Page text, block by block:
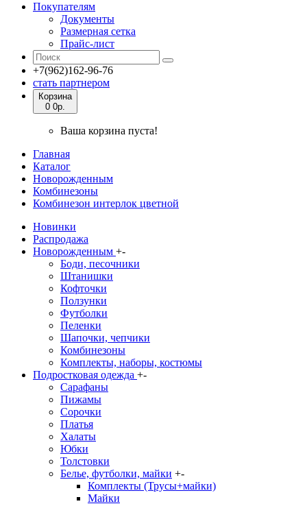
Покупателям
Документы
Размерная сетка
Прайс-лист
+7(962)162-96-76
стать партнером
Корзина
0 0р.
Ваша корзина пуста!
Главная
Каталог
Новорожденным
Комбинезоны
Комбинезон интерлок цветной
Новинки
Распродажа
Новорожденным +-
Боди, песочники
Штанишки
Кофточки
Ползунки
Футболки
Пеленки
Шапочки, чепчики
Комбинезоны
Комплекты, наборы, костюмы
Подростковая одежда +-
Сарафаны
Пижамы
Сорочки
Платья
Халаты
Юбки
Толстовки
Белье, футболки, майки +-
Комплекты (Трусы+майки)
Майки